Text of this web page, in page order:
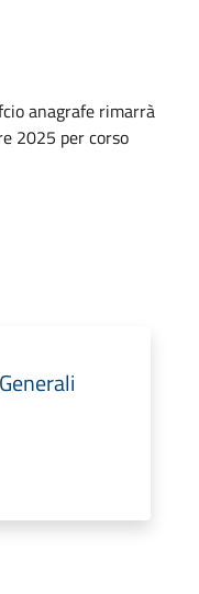
anagrafe rimarrà
2025 per corso